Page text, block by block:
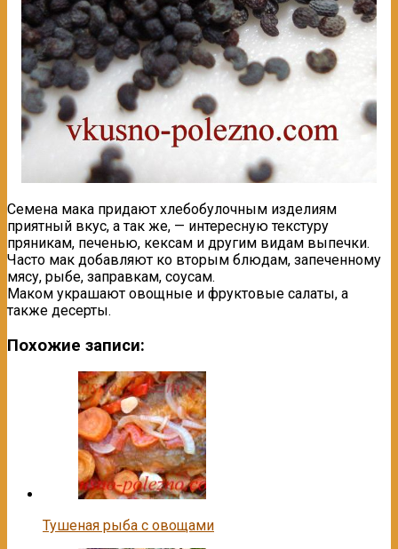
Семена мака придают хлебобулочным изделиям
приятный вкус, а так же, — интересную текстуру
пряникам, печенью, кексам и другим видам выпечки.
Часто мак добавляют ко вторым блюдам, запеченному
мясу, рыбе, заправкам, соусам.
Маком украшают овощные и фруктовые салаты, а
также десерты.
Похожие записи:
Тушеная рыба с овощами